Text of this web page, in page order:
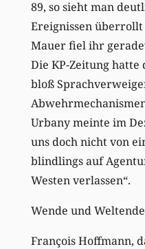
89, so sieht man
Ereignissen
Mauer fiel ihr
Die KP-Zeitung hatte
bloß
Urbany meinte im
uns doch nicht von
blindlings auf
Westen verlassen“.
Wende und Weltende
François Hoffmann,